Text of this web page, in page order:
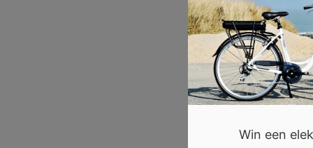
Win een